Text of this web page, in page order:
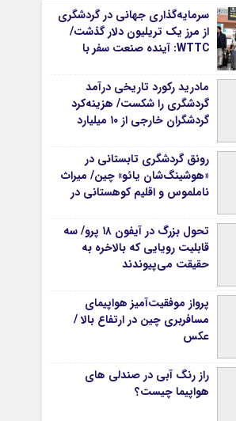
اقتصاد گردشگری
خودرو
کارآفرینی و بازاریابی
سرمایه‌گذاری جهانی در گردشگری
از مرز یک تریلیون دلار گذشت/
WTTC: آینده صنعت سفر با
تضمین می‌شود
مادرید رکورد تاریخی درآمد
گردشگری را شکست/ هزینه‌کرد
گردشگران خارجی از ۱۰ میلیارد
رونق گردشگری تابستانی در
«هوشینگ‌شان یائو» چین/ میراث
ناملموس و اقلیم کوهستانی در
تحول بزرگ در آیفون ۱۸ پرو/ سه
قابلیت رویایی که بالاخره به
حقیقت می‌پیوندند
پرواز موفقیت‌آمیز هواپیمای
مسافربری چین در ارتفاع بالا /
عکس
راز رنگ آبی در صندلی های
هواپیما چیست؟